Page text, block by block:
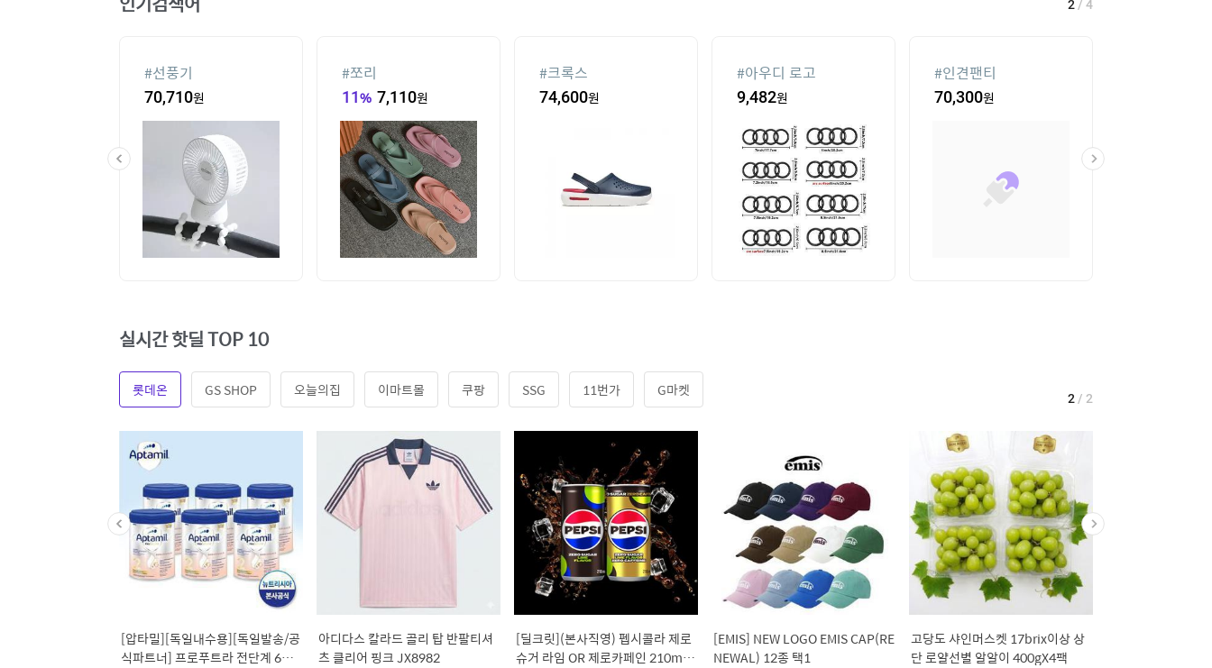
#선풍기
70,710원
#쪼리
11% 7,110원
#크록스
74,600원
#아우디 로고
9,482원
#인견팬티
70,300원
2 / 4
실시간 핫딜 TOP 10
롯데온 GS SHOP 오늘의집 이마트몰 쿠팡 SSG 11번가 G마켓
[압타밀][독일내수용][독일발송/공
식파트너] 프로푸트라 전단계 6통/
아디다스 칼라드 골리 탑 반팔티셔
츠 클리어 핑크 JX8982
[딜크릿](본사직영) 펩시콜라 제로
슈거 라임 OR 제로카페인 210ml 6
[EMIS] NEW LOGO EMIS CAP(RE
NEWAL) 12종 택1
고당도 샤인머스켓 17brix이상 상
단 로얄선별 알알이 400gX4팩
2 / 2